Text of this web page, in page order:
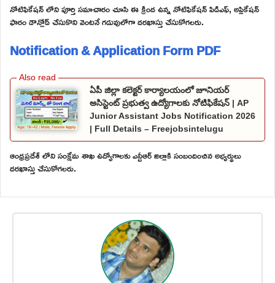
నోటిఫికేషన్ లోని పూర్తి సమాచారం చూసి ఈ క్రింద ఉన్న నోటిఫికేషన్ పిడిఎఫ్, అప్లికేషన్
ఫారం డౌన్లోడ్ చేసుకొని వెంటనే గడువులోగా దరఖాస్తు చేసుకోగలరు.
Notification & Application Form PDF
ఏపీ జిల్లా కలెక్టర్ కార్యాలయంలో జూనియర్
అసిస్టెంట్ ప్రభుత్వ ఉద్యోగాలకు నోటిఫికేషన్ | AP
Junior Assistant Jobs Notification 2026
| Full Details – Freejobsintelugu
ఆంధ్రప్రదేశ్ లోని సంక్షేమ శాఖ ఉద్యోగాలకు ఎన్టీఆర్ జిల్లాకి సంబందించిన అభ్యర్థులు
దరఖాస్తు చేసుకోగలరు.